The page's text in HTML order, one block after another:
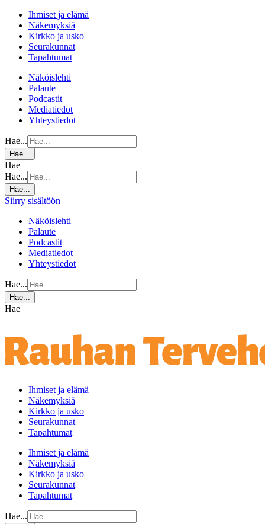
Ihmiset ja elämä
Näkemyksiä
Kirkko ja usko
Seurakunnat
Tapahtumat
Näköislehti
Palaute
Podcastit
Mediatiedot
Yhteystiedot
Hae...
Hae...
Hae
Hae...
Hae...
Siirry sisältöön
Näköislehti
Palaute
Podcastit
Mediatiedot
Yhteystiedot
Hae...
Hae...
Hae
Ihmiset ja elämä
Näkemyksiä
Kirkko ja usko
Seurakunnat
Tapahtumat
Ihmiset ja elämä
Näkemyksiä
Kirkko ja usko
Seurakunnat
Tapahtumat
Hae...